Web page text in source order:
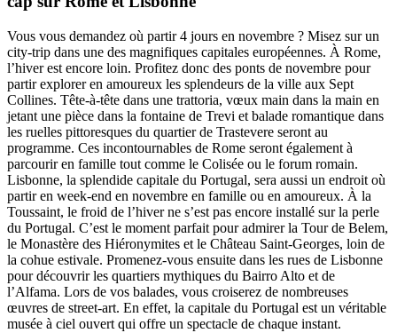
Vous vous demandez où partir 4 jours en novembre ? Misez sur un
city-trip dans une des magnifiques capitales européennes. À Rome,
l’hiver est encore loin. Profitez donc des ponts de novembre pour
partir explorer en amoureux les splendeurs de la ville aux Sept
Collines. Tête-à-tête dans une trattoria, vœux main dans la main en
jetant une pièce dans la fontaine de Trevi et balade romantique dans
les ruelles pittoresques du quartier de Trastevere seront au
programme. Ces incontournables de Rome seront également à
parcourir en famille tout comme le Colisée ou le forum romain.
Lisbonne, la splendide capitale du Portugal, sera aussi un endroit où
partir en week-end en novembre en famille ou en amoureux. À la
Toussaint, le froid de l’hiver ne s’est pas encore installé sur la perle
du Portugal. C’est le moment parfait pour admirer la Tour de Belem,
le Monastère des Hiéronymites et le Château Saint-Georges, loin de
la cohue estivale. Promenez-vous ensuite dans les rues de Lisbonne
pour découvrir les quartiers mythiques du Bairro Alto et de
l’Alfama. Lors de vos balades, vous croiserez de nombreuses
œuvres de street-art. En effet, la capitale du Portugal est un véritable
musée à ciel ouvert qui offre un spectacle de chaque instant.